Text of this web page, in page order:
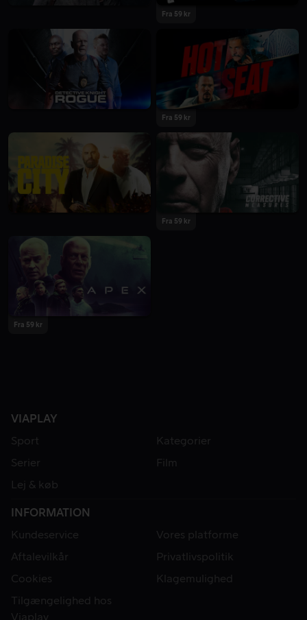
Fra 59 kr
Fra 59 kr
Fra 59 kr
Fra 59 kr
VIAPLAY
Sport
Kategorier
Serier
Film
Lej & køb
INFORMATION
Kundeservice
Vores platforme
Aftalevilkår
Privatlivspolitik
Cookies
Klagemulighed
Tilgængelighed hos
Viaplay